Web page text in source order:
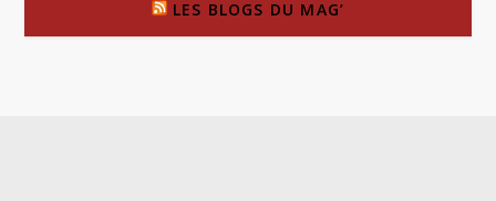
LES BLOGS DU MAG’